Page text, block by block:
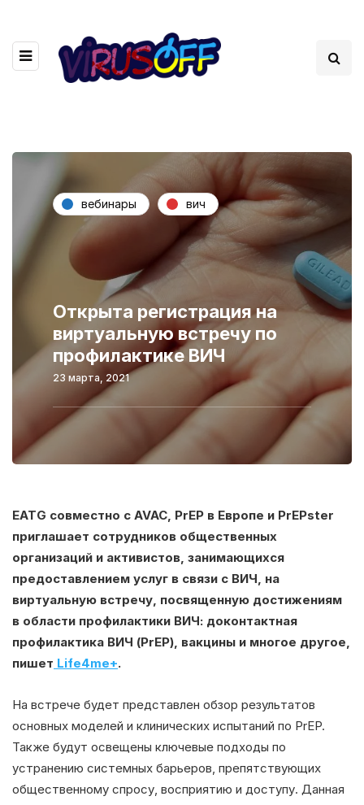
вебинары вич
Открыта регистрация на
виртуальную встречу по
профилактике ВИЧ
23 марта, 2021
EATG совместно с AVAC, PrEP в Европе и PrEPster
приглашает сотрудников общественных
организаций и активистов, занимающихся
предоставлением услуг в связи с ВИЧ, на
виртуальную встречу, посвященную достижениям
в области профилактики ВИЧ: доконтактная
профилактика ВИЧ (PrEP), вакцины и многое другое,
пишет Life4me+.
На встрече будет представлен обзор результатов
основных моделей и клинических испытаний по PrEP.
Также будут освещены ключевые подходы по
устранению системных барьеров, препятствующих
общественному спросу, восприятию и доступу. Данная